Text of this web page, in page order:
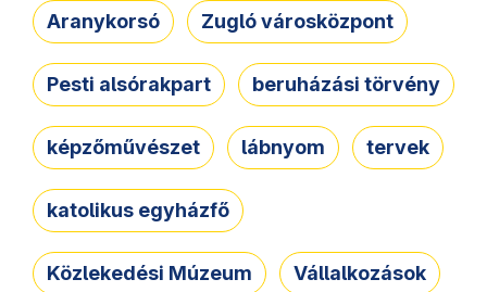
Aranykorsó Zugló városközpont
Pesti alsórakpart beruházási törvény
képzőművészet lábnyom tervek
katolikus egyházfő
Közlekedési Múzeum Vállalkozások